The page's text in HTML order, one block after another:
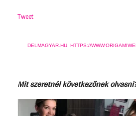
Tweet
DELMAGYAR.HU HTTPS://
Mit szeretnél következőnek